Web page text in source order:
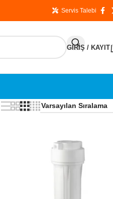
Servis Talebi
GIRIŞ / KAYIT